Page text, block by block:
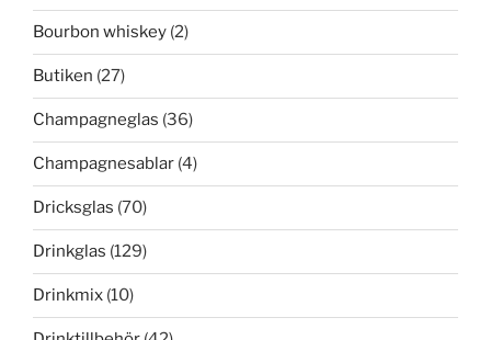
Bourbon whiskey (2)
Butiken (27)
Champagneglas (36)
Champagnesablar (4)
Dricksglas (70)
Drinkglas (129)
Drinkmix (10)